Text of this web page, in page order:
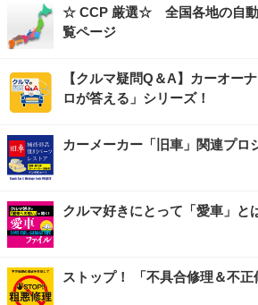
☆ CCP 厳選☆ 全国各地の自動
覧ページ
【クルマ疑問Q＆A】カーオー
ロが答える」シリーズ！
カーメーカー「旧車」関連プロ
クルマ好きにとって「愛車」と
ストップ！ 「不具合修理＆不正